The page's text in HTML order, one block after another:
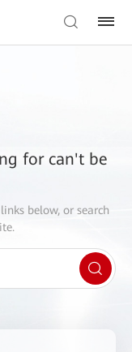
for can't be
below, or search